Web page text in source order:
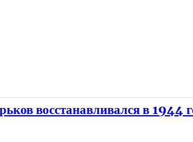
восстанавливался в 1944